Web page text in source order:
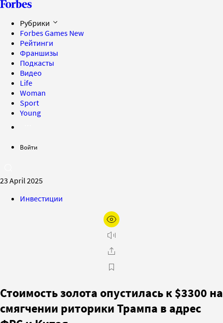
Рубрики
Forbes Games New
Рейтинги
Франшизы
Подкасты
Видео
Life
Woman
Sport
Young
Войти
23 April 2025
Инвестиции
Стоимость золота опустилась к $3300 на
смягчении риторики Трампа в адрес